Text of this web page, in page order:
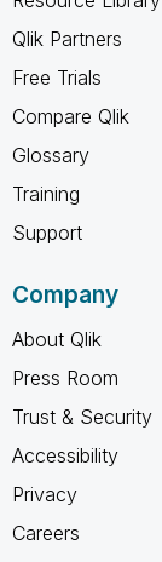
Qlik Partners
Free Trials
Compare Qlik
Glossary
Training
Support
Company
About Qlik
Press Room
Trust & Security
Accessibility
Privacy
Careers